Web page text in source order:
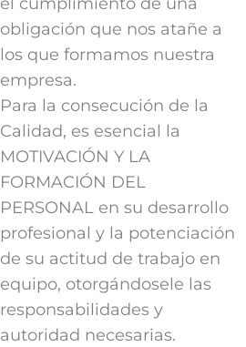
obligación que nos atañe a
los que formamos nuestra
empresa.
Para la consecución de la
Calidad, es esencial la
MOTIVACIÓN Y LA
FORMACIÓN DEL
PERSONAL en su desarrollo
profesional y la potenciación
de su actitud de trabajo en
equipo, otorgándosele las
responsabilidades y
autoridad necesarias.